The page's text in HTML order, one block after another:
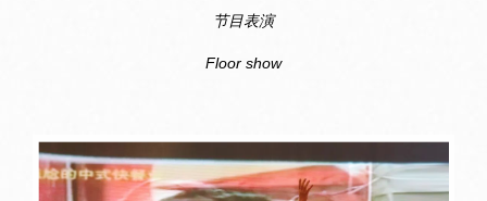
节目表演
Floor show